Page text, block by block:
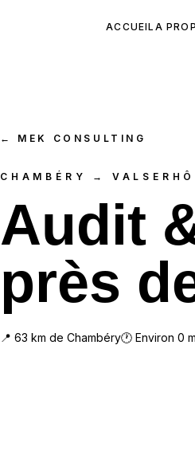
ACCUEIL A
← MEK CONSULTING
CHAMBÉRY →
Audit
près
📍 63 km de Chambéry🕐 Environ 0